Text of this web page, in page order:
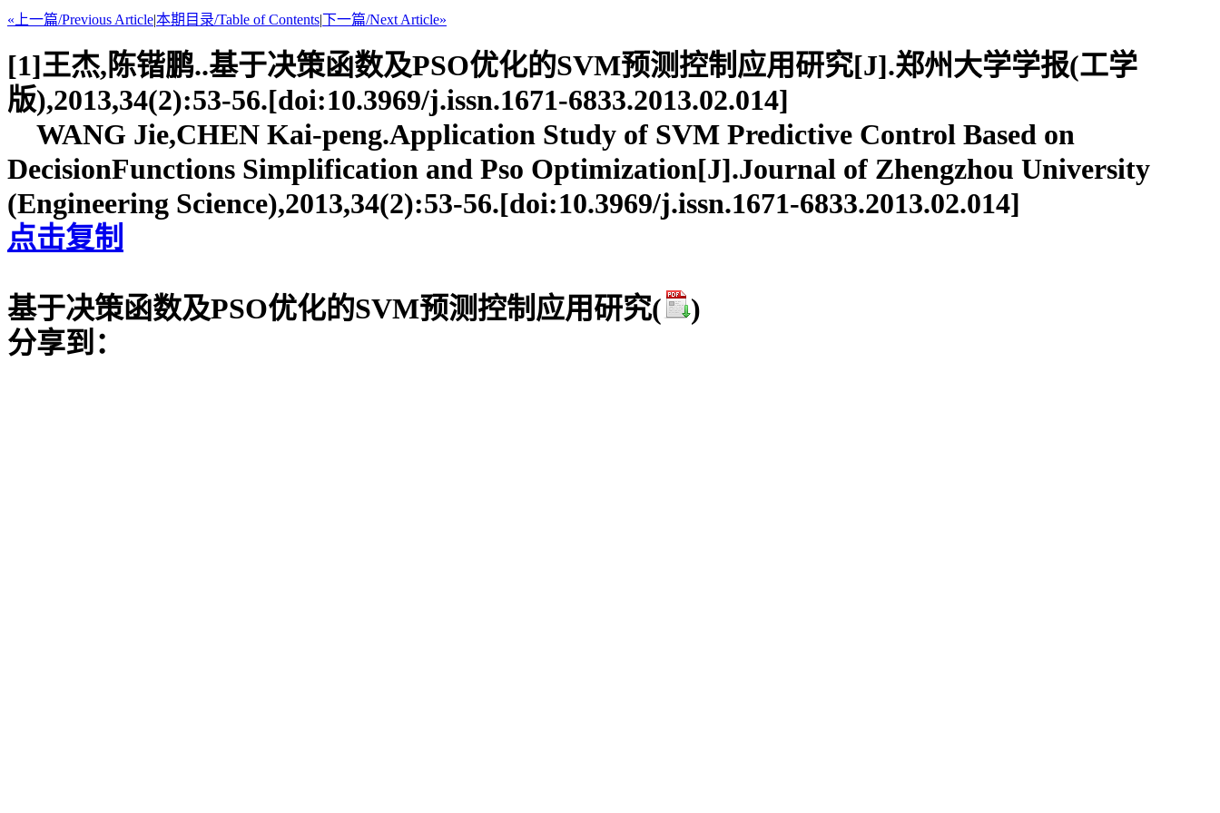
«上一篇/Previous Article|本期目录/Table of Contents|下一篇/Next Article»
[1]王杰,陈锴鹏..基于决策函数及PSO优化的SVM预测控制应用研究[J].郑州大学学报(工学
版),2013,34(2):53-56.[doi:10.3969/j.issn.1671-6833.2013.02.014]
WANG Jie,CHEN Kai-peng.Application Study of SVM Predictive Control Based on
DecisionFunctions Simplification and Pso Optimization[J].Journal of Zhengzhou University
(Engineering Science),2013,34(2):53-56.[doi:10.3969/j.issn.1671-6833.2013.02.014]
点击复制
基于决策函数及PSO优化的SVM预测控制应用研究(
)
分享到：